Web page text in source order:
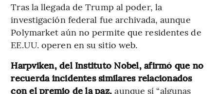
Tras la llegada de Trump al poder, la
investigación federal fue archivada, aunque
Polymarket aún no permite que residentes de
EE.UU. operen en su sitio web.
Harpviken, del Instituto Nobel, afirmó que no
recuerda incidentes similares relacionados
con el premio de la paz,aunque sí “algunas